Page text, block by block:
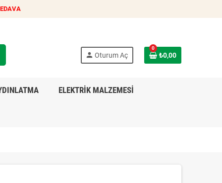
person Oturum Aç
0
₺0,00
ELEKTRİK MALZEMESİ